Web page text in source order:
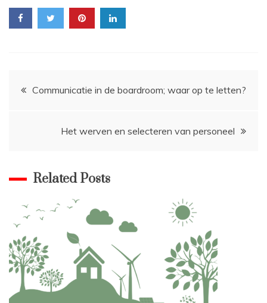
Bericht
Communicatie in de boardroom; waar op te letten?
Het werven en selecteren van personeel
Related Posts